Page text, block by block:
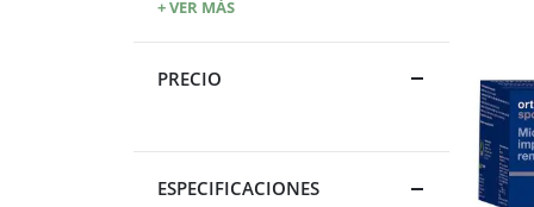
+ VER MÁS
PRECIO
ESPECIFICACIONES